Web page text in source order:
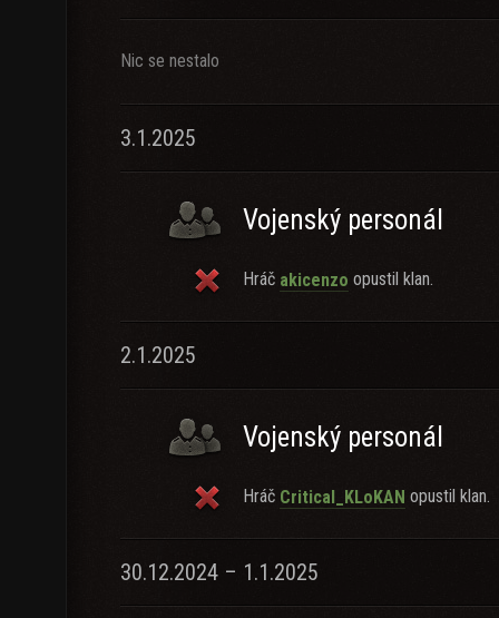
Nic se nestalo
3.1.2025
Vojenský personál
Hráč akicenzo opustil klan.
2.1.2025
Vojenský personál
Hráč Critical_KLoKAN opustil klan.
30.12.2024 – 1.1.2025